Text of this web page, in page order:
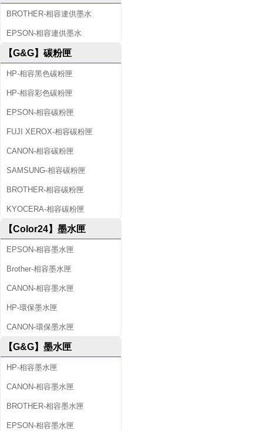
BROTHER-相容連供墨水
EPSON-相容連供墨水
【G&G】碳粉匣
HP-相容黑色碳粉匣
HP-相容彩色碳粉匣
EPSON-相容碳粉匣
FUJI XEROX-相容碳粉匣
CANON-相容碳粉匣
SAMSUNG-相容碳粉匣
BROTHER-相容碳粉匣
KYOCERA-相容碳粉匣
【Color24】墨水匣
EPSON-相容墨水匣
Brother-相容墨水匣
CANON-相容墨水匣
HP-環保墨水匣
CANON-環保墨水匣
【G&G】墨水匣
HP-相容墨水匣
CANON-相容墨水匣
BROTHER-相容墨水匣
EPSON-相容墨水匣